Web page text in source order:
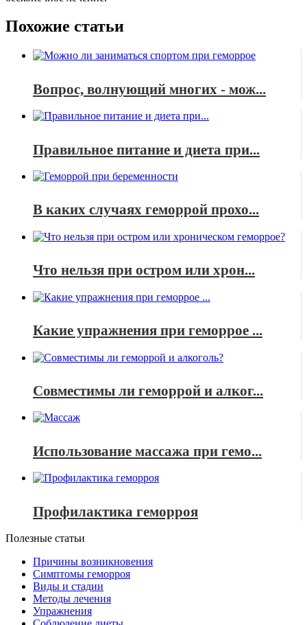
Похожие статьи
Вопрос, волнующий многих - мож...
Правильное питание и диета при...
В каких случаях геморрой прохо...
Что нельзя при остром или хрон...
Какие упражнения при геморрое ...
Совместимы ли геморрой и алког...
Использование массажа при гемо...
Профилактика геморроя
Полезные статьи
Причины возникновения
Симптомы геморроя
Виды и стадии
Методы лечения
Упражнения